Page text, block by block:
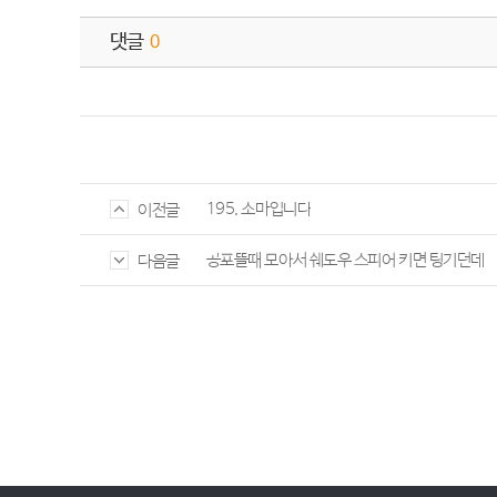
댓글 0
이전글 195. 소마입니다
다음글 공포뜰때 모아서 쉐도우 스피어 키면 팅기던데